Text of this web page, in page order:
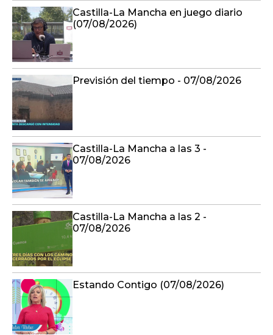
Castilla-La Mancha en juego diario
(07/08/2026)
Previsión del tiempo - 07/08/2026
Castilla-La Mancha a las 3 -
07/08/2026
Castilla-La Mancha a las 2 -
07/08/2026
Estando Contigo (07/08/2026)